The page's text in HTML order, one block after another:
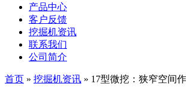
产品中心
客户反馈
挖掘机资讯
联系我们
公司简介
首页 » 挖掘机资讯 » 17型微挖：狭窄空间